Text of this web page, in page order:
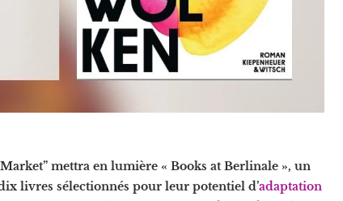
mettra en lumière « Books at Berlinale », un
livres sélectionnés pour leur potentiel d’adaptation